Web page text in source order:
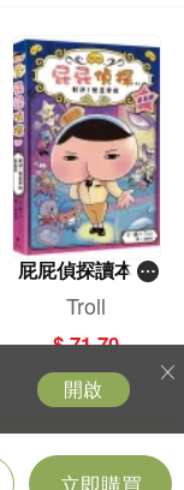
立即購買
屁屁偵探讀本(1
3)－－對決！怪
篇）
Troll
$ 71.70
開啟